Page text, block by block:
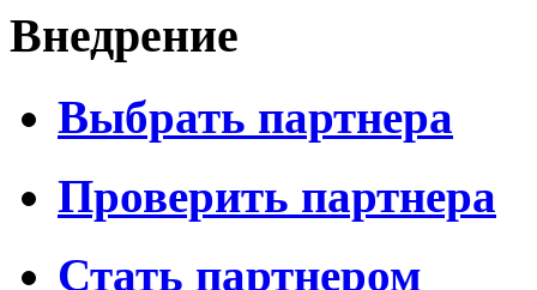
Внедрение
Выбрать партнера
Проверить партнера
Стать партнером